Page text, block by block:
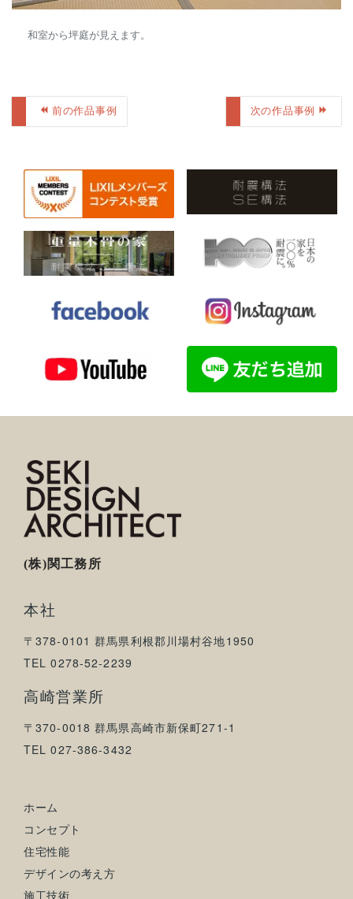
和室から坪庭が見えます。
前の作品事例 次の作品事例
(株)関工務所
本社
〒378-0101 群馬県利根郡川場村谷地1950
TEL 0278-52-2239
高崎営業所
〒370-0018 群馬県高崎市新保町271-1
TEL 027-386-3432
ホーム
コンセプト
住宅性能
デザインの考え方
施工技術